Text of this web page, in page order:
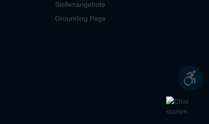
Stellenangebote
Grounding Page